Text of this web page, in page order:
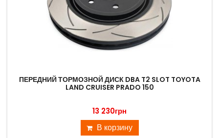
ПЕРЕДНИЙ ТОРМОЗНОЙ ДИСК DBA T2 SLOT TOYOTA
LAND CRUISER PRADO 150
13 230грн
В корзину